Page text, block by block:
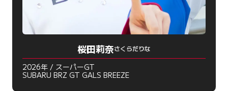
桜田莉奈さくらだりな
2026年 / スーパーGT
SUBARU BRZ GT GALS BREEZE